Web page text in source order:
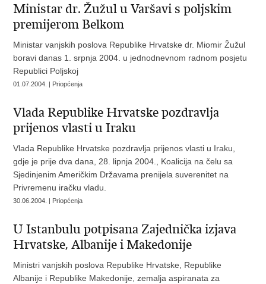
Ministar dr. Žužul u Varšavi s poljskim
premijerom Belkom
Ministar vanjskih poslova Republike Hrvatske dr. Miomir Žužul
boravi danas 1. srpnja 2004. u jednodnevnom radnom posjetu
Republici Poljskoj
01.07.2004. | Priopćenja
Vlada Republike Hrvatske pozdravlja
prijenos vlasti u Iraku
Vlada Republike Hrvatske pozdravlja prijenos vlasti u Iraku,
gdje je prije dva dana, 28. lipnja 2004., Koalicija na čelu sa
Sjedinjenim Američkim Državama prenijela suverenitet na
Privremenu iračku vladu.
30.06.2004. | Priopćenja
U Istanbulu potpisana Zajednička izjava
Hrvatske, Albanije i Makedonije
Ministri vanjskih poslova Republike Hrvatske, Republike
Albanije i Republike Makedonije, zemalja aspiranata za